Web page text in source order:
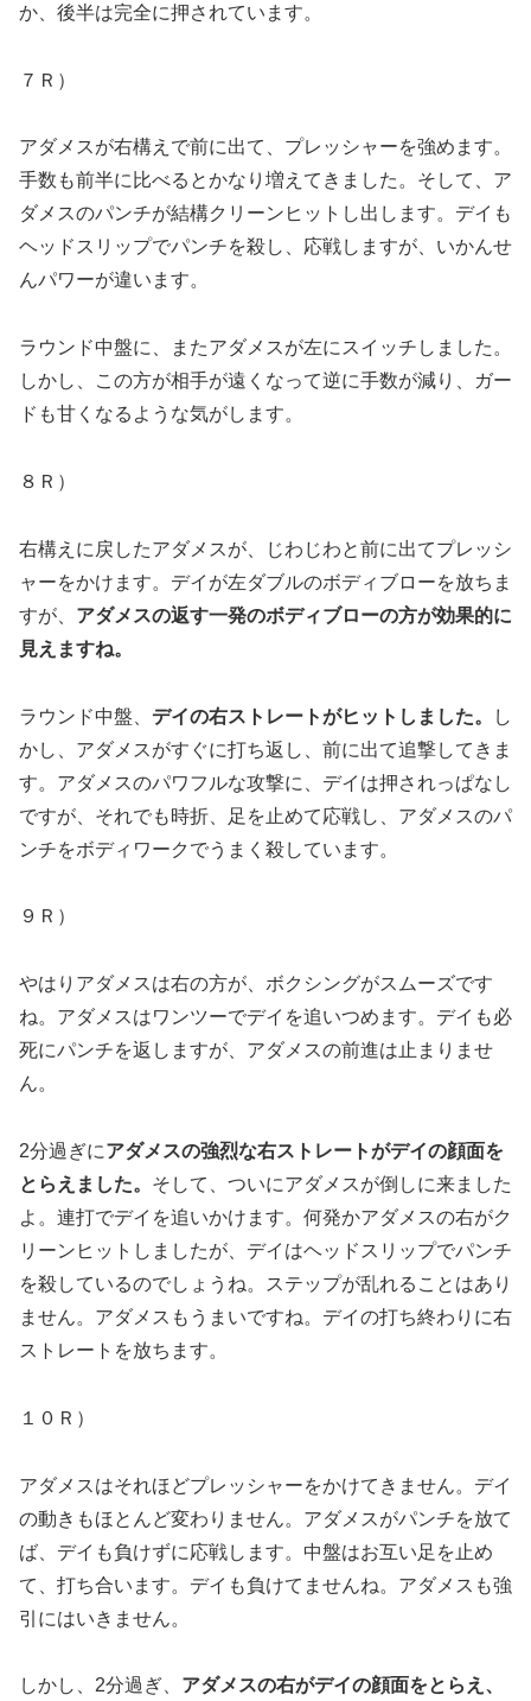
か、後半は完全に押されています。
７Ｒ）
アダメスが右構えで前に出て、プレッシャーを強めます。
手数も前半に比べるとかなり増えてきました。そして、ア
ダメスのパンチが結構クリーンヒットし出します。デイも
ヘッドスリップでパンチを殺し、応戦しますが、いかんせ
んパワーが違います。
ラウンド中盤に、またアダメスが左にスイッチしました。
しかし、この方が相手が遠くなって逆に手数が減り、ガー
ドも甘くなるような気がします。
８Ｒ）
右構えに戻したアダメスが、じわじわと前に出てプレッシ
ャーをかけます。デイが左ダブルのボディブローを放ちま
すが、 アダメスの返す一発のボディブローの方が効果的に
見えますね。
ラウンド中盤、 デイの右ストレートがヒットしました。
し
かし、アダメスがすぐに打ち返し、前に出て追撃してきま
す。アダメスのパワフルな攻撃に、デイは押されっぱなし
ですが、それでも時折、足を止めて応戦し、アダメスのパ
ンチをボディワークでうまく殺しています。
９Ｒ）
やはりアダメスは右の方が、ボクシングがスムーズです
ね。アダメスはワンツーでデイを追いつめます。デイも必
死にパンチを返しますが、アダメスの前進は止まりませ
ん。
2分過ぎにアダメスの強烈な右ストレートがデイの顔面を
とらえました。 そして、ついにアダメスが倒しに来ました
よ。連打でデイを追いかけます。何発かアダメスの右がク
リーンヒットしましたが、デイはヘッドスリップでパンチ
を殺しているのでしょうね。ステップが乱れることはあり
ません。アダメスもうまいですね。デイの打ち終わりに右
ストレートを放ちます。
１０Ｒ）
アダメスはそれほどプレッシャーをかけてきません。デイ
の動きもほとんど変わりません。アダメスがパンチを放て
ば、デイも負けずに応戦します。中盤はお互い足を止め
て、打ち合います。デイも負けてませんね。アダメスも強
引にはいきません。
しかし、2分過ぎ、 アダメスの右がデイの顔面をとらえ、